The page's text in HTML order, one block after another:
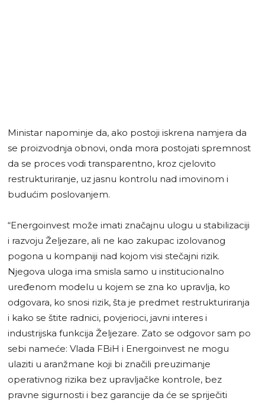
Ministar napominje da, ako postoji iskrena namjera da
se proizvodnja obnovi, onda mora postojati spremnost
da se proces vodi transparentno, kroz cjelovito
restrukturiranje, uz jasnu kontrolu nad imovinom i
budućim poslovanjem.
“Energoinvest može imati značajnu ulogu u stabilizaciji
i razvoju Željezare, ali ne kao zakupac izolovanog
pogona u kompaniji nad kojom visi stečajni rizik.
Njegova uloga ima smisla samo u institucionalno
uređenom modelu u kojem se zna ko upravlja, ko
odgovara, ko snosi rizik, šta je predmet restrukturiranja
i kako se štite radnici, povjerioci, javni interes i
industrijska funkcija Željezare. Zato se odgovor sam po
sebi nameće: Vlada FBiH i Energoinvest ne mogu
ulaziti u aranžmane koji bi značili preuzimanje
operativnog rizika bez upravljačke kontrole, bez
pravne sigurnosti i bez garancije da će se spriječiti